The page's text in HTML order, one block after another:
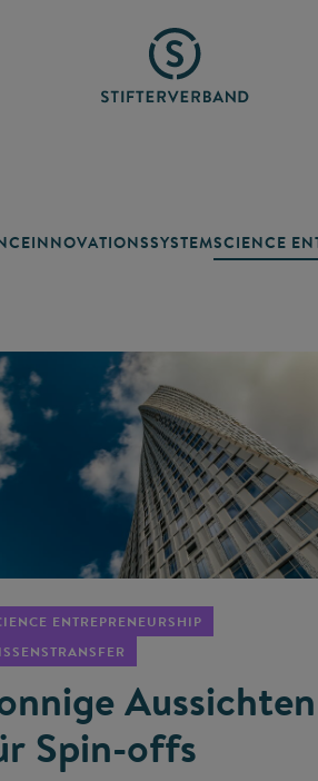
INNOVATIONSSYSTEMSCIENCE
ENTREPRENEURSHIP
Aussichten
Spin-offs